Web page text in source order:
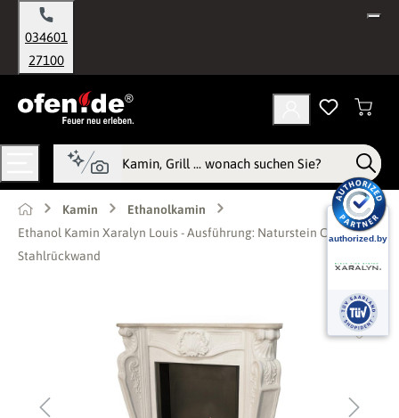
springen
034601
27100
Kamin
Ethanolkamin
Ethanol Kamin Xaralyn Louis - Ausführung: Naturstein C02,
Stahlrückwand